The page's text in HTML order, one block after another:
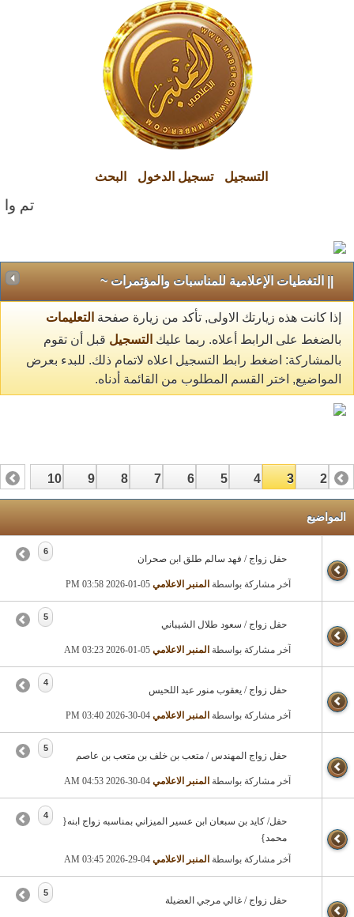
التسجيل تسجيل الدخول البحث
تم
|| التغطيات الإعلامية للمناسبات والمؤتمرات ~
إذا كانت هذه زيارتك الاولى, تأكد من زيارة صفحة التعليمات
بالضغط على الرابط أعلاه. ربما عليك التسجيل قبل أن تقوم
بالمشاركة: اضغط رابط التسجيل اعلاه لاتمام ذلك. للبدء بعرض
المواضيع, اختر القسم المطلوب من القائمة أدناه.
2
3
4
5
6
7
8
9
10
12
المواضيع
حفل زواج / فهد سالم طلق ابن صحران
آخر مشاركة بواسطة المنبر الاعلامي 03:58 PM
6
حفل زواج / سعود طلال الشيباني
آخر مشاركة بواسطة المنبر الاعلامي 03:23 AM
5
حفل زواج / يعقوب منور عيد اللحيس
آخر مشاركة بواسطة المنبر الاعلامي 03:40 PM
4
حفل زواج المهندس / متعب بن خلف بن متعب بن عاصم
آخر مشاركة بواسطة المنبر الاعلامي 04:53 AM
5
حفل/ كايد بن سبعان ابن عسير الميزاني بمناسبه زواج ابنه{
محمد}
آخر مشاركة بواسطة المنبر الاعلامي 03:45 AM
4
حفل زواج / غالي مرجي العضيلة
5